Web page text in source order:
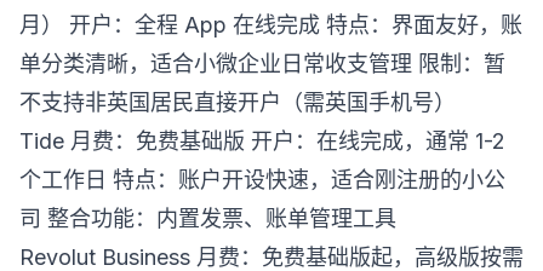
月） 开户：全程 App 在线完成 特点：界面友好，账
单分类清晰，适合小微企业日常收支管理 限制：暂
不支持非英国居民直接开户（需英国手机号）
Tide 月费：免费基础版 开户：在线完成，通常 1-2
个工作日 特点：账户开设快速，适合刚注册的小公
司 整合功能：内置发票、账单管理工具
Revolut Business 月费：免费基础版起，高级版按需